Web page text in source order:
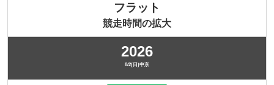
フラット
競走時間の拡大
2026
8/2(日)中京